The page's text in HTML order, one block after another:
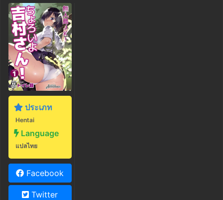
ประเภท
Hentai
Language
แปลไทย
Facebook
Twitter